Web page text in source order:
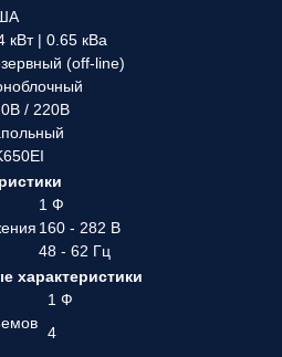
кВт | 0.65 кВа
(off-line)
/ 220В
1 Ф
160 - 282 В
48 - 62 Гц
характеристики
1 Ф
4